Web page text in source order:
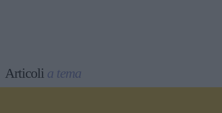
Articoli a tema